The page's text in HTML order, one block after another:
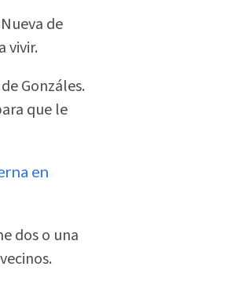
de
vivir.
Gonzáles.
que le
en
dos o una